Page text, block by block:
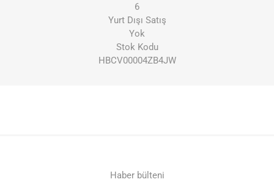
6
Yurt Dışı Satış
Yok
Stok Kodu
HBCV00004ZB4JW
Haber bülteni